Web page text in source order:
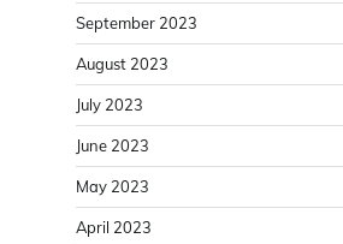
September 2023
August 2023
July 2023
June 2023
May 2023
April 2023